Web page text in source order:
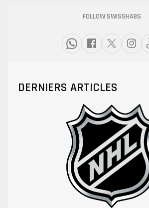
FOLLOW SWISSHABS
DERNIERS ARTICLES